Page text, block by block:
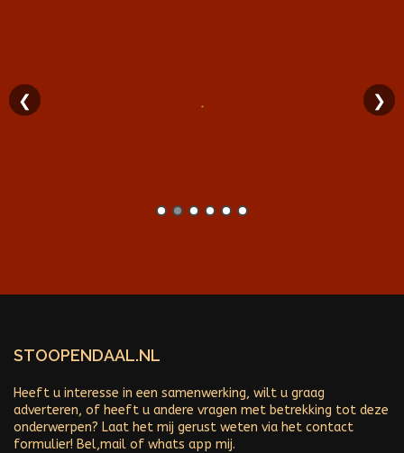
❮ ❯
STOOPENDAAL.NL
Heeft u interesse in een samenwerking, wilt u graag
adverteren, of heeft u andere vragen met betrekking tot deze
onderwerpen? Laat het mij gerust weten via het contact
formulier! Bel,mail of whats app mij.